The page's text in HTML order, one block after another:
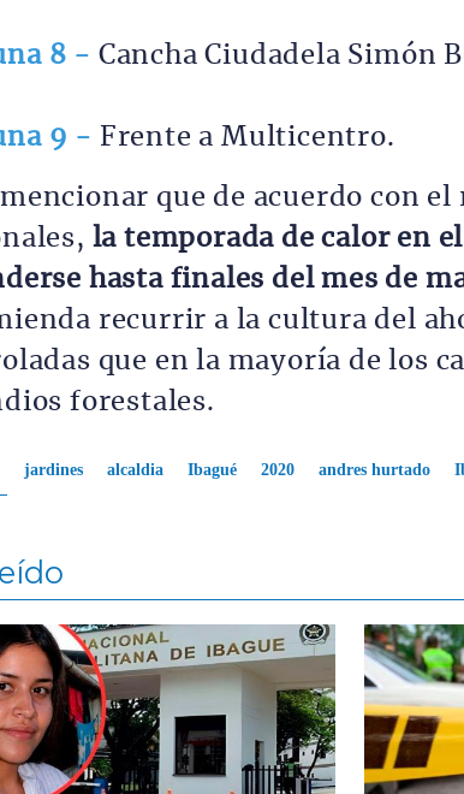
8 - Cancha Ciudadela Simón
9 - Frente a Multicentro.
mencionar que de acuerdo con
la temporada de calor en
hasta finales del mes de
recurrir a la cultura del
que en la mayoría de los
forestales.
jardines alcaldia Ibagué 2020 andres hurtado
principal Contenido